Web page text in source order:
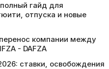
гайд для
отпуска и новые
компании между
- DAFZA
ставки, освобождения